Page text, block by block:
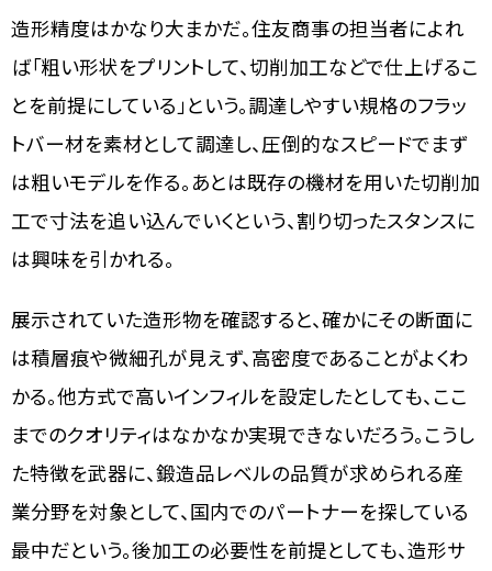
造形精度はかなり大まかだ。住友商事の担当者によれ
ば「粗い形状をプリントして、切削加工などで仕上げるこ
とを前提にしている」という。調達しやすい規格のフラッ
トバー材を素材として調達し、圧倒的なスピードでまず
は粗いモデルを作る。あとは既存の機材を用いた切削加
工で寸法を追い込んでいくという、割り切ったスタンスに
は興味を引かれる。
展示されていた造形物を確認すると、確かにその断面に
は積層痕や微細孔が見えず、高密度であることがよくわ
かる。他方式で高いインフィルを設定したとしても、ここ
までのクオリティはなかなか実現できないだろう。こうし
た特徴を武器に、鍛造品レベルの品質が求められる産
業分野を対象として、国内でのパートナーを探している
最中だという。後加工の必要性を前提としても、造形サ